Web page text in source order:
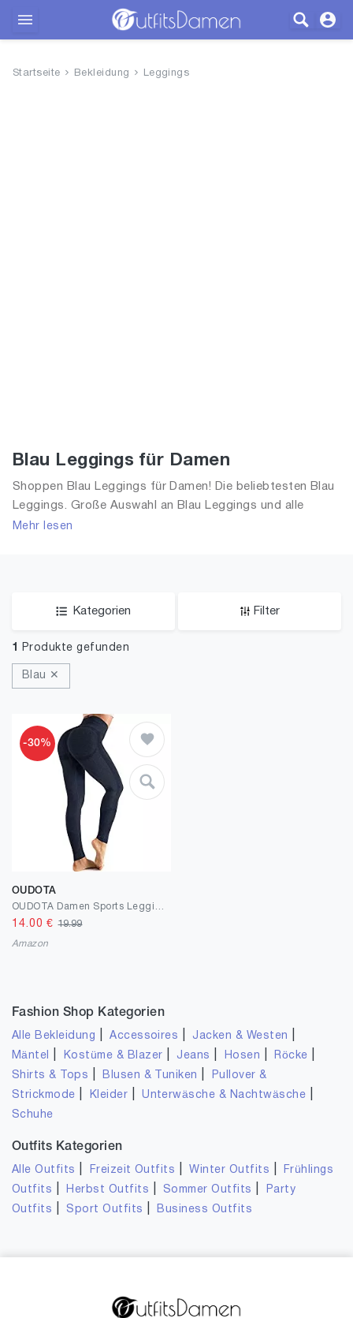
Startseite Bekleidung Leggings
Blau Leggings für Damen
Shoppen Blau Leggings für Damen! Die beliebtesten Blau
Leggings. Große Auswahl an Blau Leggings und alle
Trends aus 2026 für Frauen!
Mehr lesen
Kategorien Filter
1 Produkte gefunden
Blau ✕
-30%
OUDOTA
14.00 €19.99
Amazon
Fashion Shop Kategorien
Alle Bekleidung |Accessoires Jacken & Westen
Mäntel Kostüme & Blazer Jeans Hosen Röcke
Shirts & Tops Blusen & Tuniken
Pullover &
Strickmode
Kleider |Unterwäsche & Nachtwäsche
Schuhe
Outfits Kategorien
Alle Outfits Freizeit Outfits |Winter Outfits
Frühlings
Outfits
Herbst Outfits Sommer Outfits
Party
Outfits
Sport Outfits Business Outfits